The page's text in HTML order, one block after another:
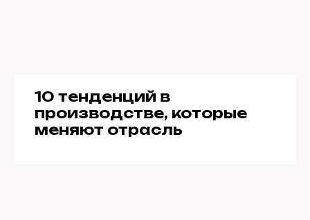
10 тенденций в
производстве, которые
меняют отрасль